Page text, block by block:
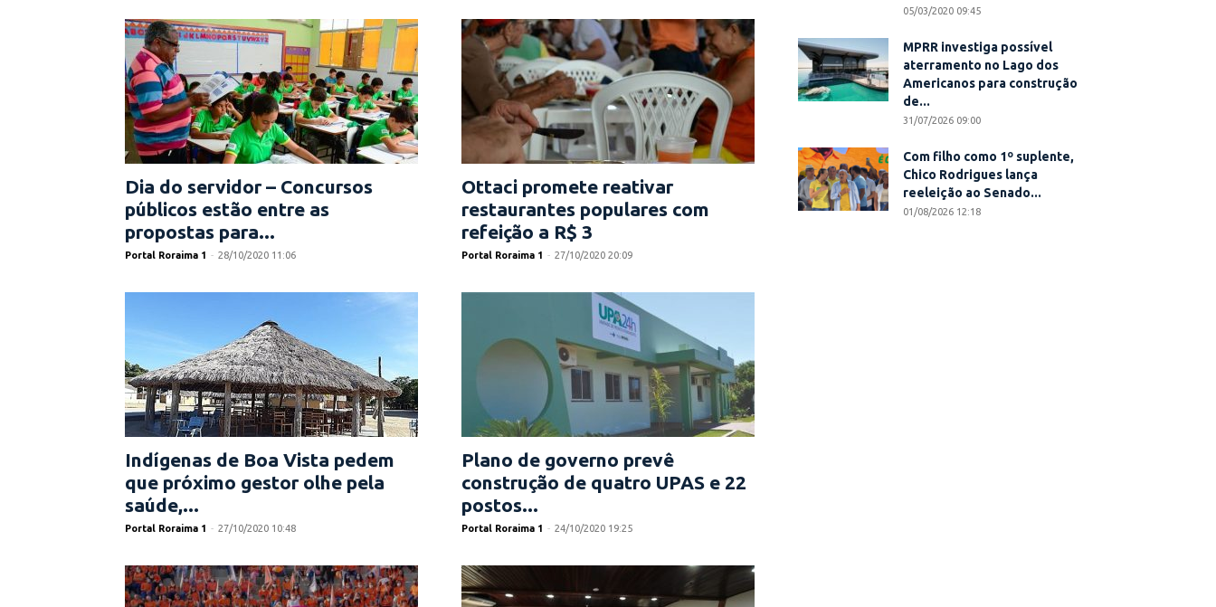
Dia do servidor – Concursos
públicos estão entre as
propostas para...
Portal Roraima 1 - 28/10/2020 11:06
Ottaci promete reativar
restaurantes populares com
refeição a R$ 3
Portal Roraima 1 - 27/10/2020 20:09
Indígenas de Boa Vista pedem
que próximo gestor olhe pela
saúde,...
Portal Roraima 1 - 27/10/2020 10:48
Plano de governo prevê
construção de quatro UPAS e 22
postos...
Portal Roraima 1 - 24/10/2020 19:25
05/03/2020 09:45
MPRR investiga possível
aterramento no Lago dos
Americanos para construção
de...
31/07/2026 09:00
Com filho como 1º suplente,
Chico Rodrigues lança
reeleição ao Senado...
01/08/2026 12:18